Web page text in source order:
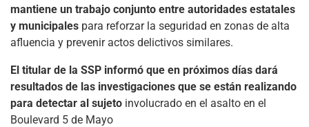
mantiene un trabajo conjunto entre autoridades estatales
y municipales para reforzar la seguridad en zonas de alta
afluencia y prevenir actos delictivos similares.
El titular de la SSP informó que en próximos días dará
resultados de las investigaciones que se están realizando
para detectar al sujeto involucrado en el asalto en el
Boulevard 5 de Mayo